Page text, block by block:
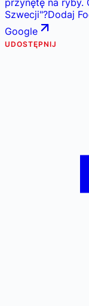
Szwecji"?Dodaj
Google
UDOSTĘPNIJ